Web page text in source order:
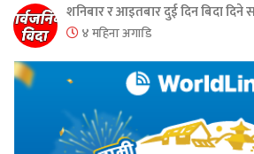
शनिबार र आइतबार दुई दिन बिदा दिने
४ महिना अगाडि